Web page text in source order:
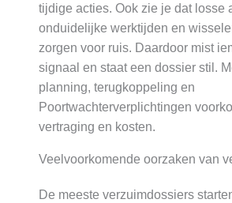
tijdige acties. Ook zie je dat losse
onduidelijke werktijden en
zorgen voor ruis. Daardoor mist
signaal en staat een dossier stil.
planning, terugkoppeling en
Poortwachterverplichtingen
vertraging en kosten.
Veelvoorkomende oorzaken van
De meeste verzuimdossiers